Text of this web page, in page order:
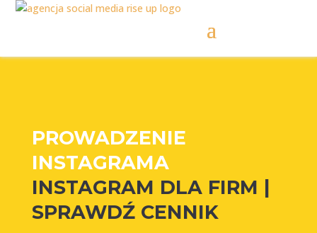
PROWADZENIE
INSTAGRAMA
INSTAGRAM DLA FIRM |
SPRAWDŹ CENNIK